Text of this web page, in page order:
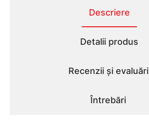
Descriere
Detalii produs
Recenzii și evaluări
Întrebări